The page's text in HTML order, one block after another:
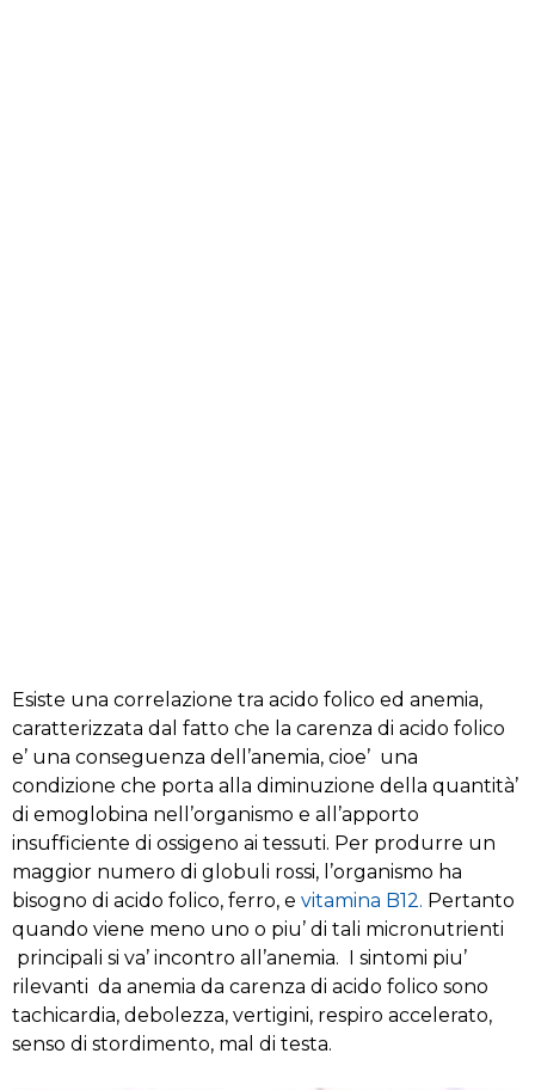
Esiste una correlazione tra acido folico ed anemia,
caratterizzata dal fatto che la carenza di acido folico
e’ una conseguenza dell’anemia, cioe’ una
condizione che porta alla diminuzione della quantità’
di emoglobina nell’organismo e all’apporto
insufficiente di ossigeno ai tessuti. Per produrre un
maggior numero di globuli rossi, l’organismo ha
bisogno di acido folico, ferro, e vitamina B12. Pertanto
quando viene meno uno o piu’ di tali micronutrienti
principali si va’ incontro all’anemia. I sintomi piu’
rilevanti da anemia da carenza di acido folico sono
tachicardia, debolezza, vertigini, respiro accelerato,
senso di stordimento, mal di testa.